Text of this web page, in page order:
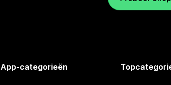
App-categorieën